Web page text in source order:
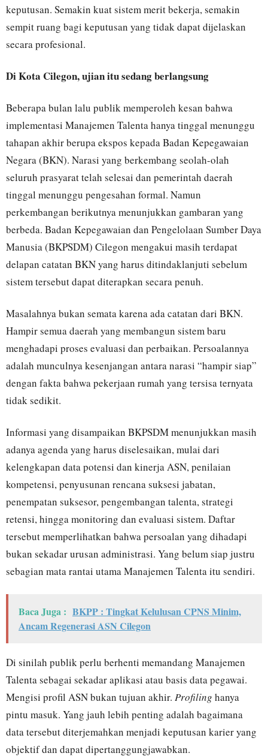
keputusan. Semakin kuat sistem merit bekerja, semakin
sempit ruang bagi keputusan yang tidak dapat dijelaskan
secara profesional.
Di Kota Cilegon, ujian itu sedang berlangsung
Beberapa bulan lalu publik memperoleh kesan bahwa
implementasi Manajemen Talenta hanya tinggal menunggu
tahapan akhir berupa ekspos kepada Badan Kepegawaian
Negara (BKN). Narasi yang berkembang seolah-olah
seluruh prasyarat telah selesai dan pemerintah daerah
tinggal menunggu pengesahan formal. Namun
perkembangan berikutnya menunjukkan gambaran yang
berbeda. Badan Kepegawaian dan Pengelolaan Sumber Daya
Manusia (BKPSDM) Cilegon mengakui masih terdapat
delapan catatan BKN yang harus ditindaklanjuti sebelum
sistem tersebut dapat diterapkan secara penuh.
Masalahnya bukan semata karena ada catatan dari BKN.
Hampir semua daerah yang membangun sistem baru
menghadapi proses evaluasi dan perbaikan. Persoalannya
adalah munculnya kesenjangan antara narasi “hampir siap”
dengan fakta bahwa pekerjaan rumah yang tersisa ternyata
tidak sedikit.
Informasi yang disampaikan BKPSDM menunjukkan masih
adanya agenda yang harus diselesaikan, mulai dari
kelengkapan data potensi dan kinerja ASN, penilaian
kompetensi, penyusunan rencana suksesi jabatan,
penempatan suksesor, pengembangan talenta, strategi
retensi, hingga monitoring dan evaluasi sistem. Daftar
tersebut memperlihatkan bahwa persoalan yang dihadapi
bukan sekadar urusan administrasi. Yang belum siap justru
sebagian mata rantai utama Manajemen Talenta itu sendiri.
Baca Juga : BKPP : Tingkat Kelulusan CPNS Minim,
Ancam Regenerasi ASN Cilegon
Di sinilah publik perlu berhenti memandang Manajemen
Talenta sebagai sekadar aplikasi atau basis data pegawai.
Mengisi profil ASN bukan tujuan akhir. Profiling hanya
pintu masuk. Yang jauh lebih penting adalah bagaimana
data tersebut diterjemahkan menjadi keputusan karier yang
objektif dan dapat dipertanggungjawabkan.